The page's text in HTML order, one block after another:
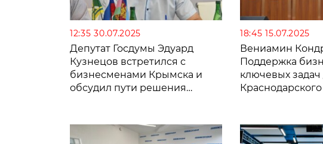
12:35 30.07.2025
Депутат Госдумы Эдуард
Кузнецов встретился с
бизнесменами Крымска и
обсудил пути решения
18:45 15.07.2025
Вениамин
Поддержка
ключевых задач